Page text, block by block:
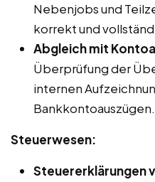
Nebenjobs und
korrekt und
Abgleich mit
Überprüfung der
internen
Bankkontoauszügen.
Steuerwesen:
Steuererklärungen